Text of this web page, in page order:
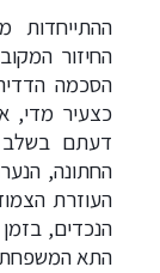
ההתייחדות
החיזור
הסכמה
כצעיר מדי,
דעתם בשלב
החתונה,
העוזרת
הנכדים,
התא